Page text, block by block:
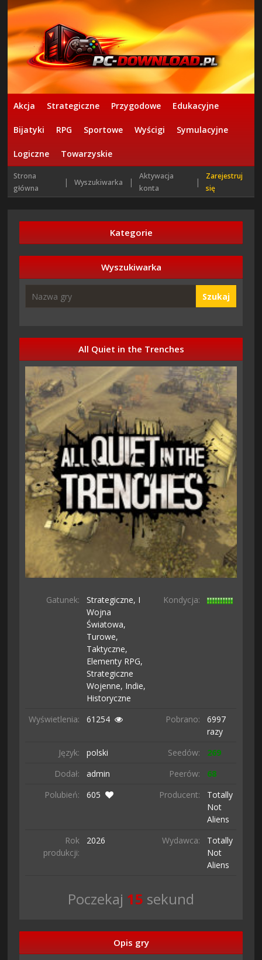
Akcja Strategiczne Przygodowe Edukacyjne
Bijatyki RPG Sportowe Wyścigi Symulacyjne
Logiczne Towarzyskie
Strona
główna
| Wyszukiwarka |
Aktywacja
konta
|
Zarejestruj
się
Kategorie
Wyszukiwarka
Szukaj
All Quiet in the Trenches
Gatunek: Strategiczne, I
Wojna
Światowa,
Turowe,
Taktyczne,
Elementy RPG,
Strategiczne
Wojenne, Indie,
Historyczne
Kondycja:
Wyświetlenia: 61254 Pobrano:
6997
razy
Język:
polski Seedów:
269
Dodał:
admin Peerów:
68
Polubień:
605 Producent:
Totally
Not
Aliens
Rok
produkcji:
2026 Wydawca:
Totally
Not
Aliens
Poczekaj 14 sekund
Opis gry